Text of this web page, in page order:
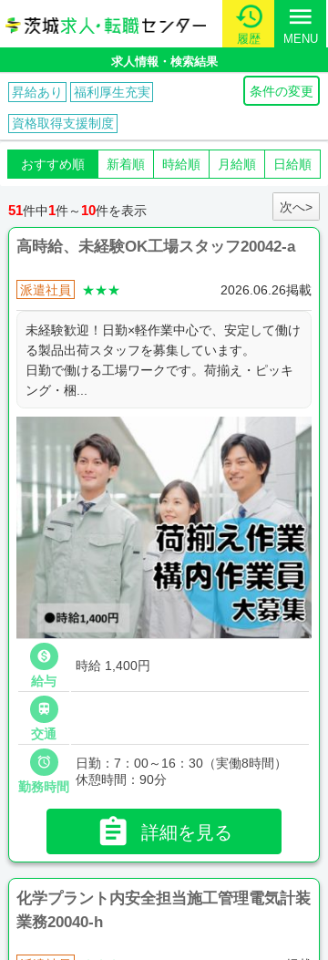
履歴
menu
MENU
求人情報・検索結果
条件の変更
昇給あり 福利厚生充実
資格取得支援制度
おすすめ順 新着順 時給順 月給順 日給順
51件中1件～ 10件を表示 次へ>
高時給、未経験OK工場スタッフ20042-a
派遣社員 ★★★ 2026.06.26掲載
未経験歓迎！日勤×軽作業中心で、安定して働け
る製品出荷スタッフを募集しています。
日勤で働ける工場ワークです。荷揃え・ピッキ
ング・梱...

給与
時給 1,400円

交通

勤務時間
日勤：7：00～16：30（実働8時間）
休憩時間：90分
 詳細を見る
化学プラント内安全担当施工管理電気計装
業務20040-h